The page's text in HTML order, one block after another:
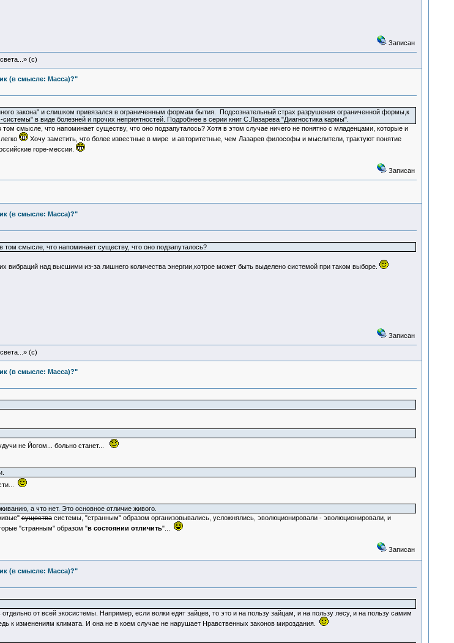
Записан
(c)
(в смысле: Масса)?"
закона" и слишком привязался в ограниченным формам бытия. Подсознательный страх разрушения ограниченной формы,к
в виде болезней и прочих неприятностей. Подробнее в серии книг С.Лазарева "Диагностика кармы".
смысле, что напоминает существу, что оно подзапуталось? Хотя в этом случае ничего не понятно с младенцами, которые и
Хочу заметить, что более известные в мире и авторитетные, чем Лазарев философы и мыслители, трактуют понятие
горе-мессии.
Записан
(в смысле: Масса)?"
том смысле, что напоминает существу, что оно подзапуталось?
вибраций над высшими из-за лишнего количества энергии,котрое может быть выделено системой при таком выборе.
Записан
(c)
(в смысле: Масса)?"
не Йогом... больно станет...
а что нет. Это основное отличие живого.
существасистемы, "странным" образом организовывались, усложнялись, эволюционировали - эволюционировали, и
"странным" образом "в состоянии отличить"...
Записан
(в смысле: Масса)?"
от всей экосистемы. Например, если волки едят зайцев, то это и на пользу зайцам, и на пользу лесу, и на пользу самим
к изменениям климата. И она не в коем случае не нарушает Нравственных законов мироздания.